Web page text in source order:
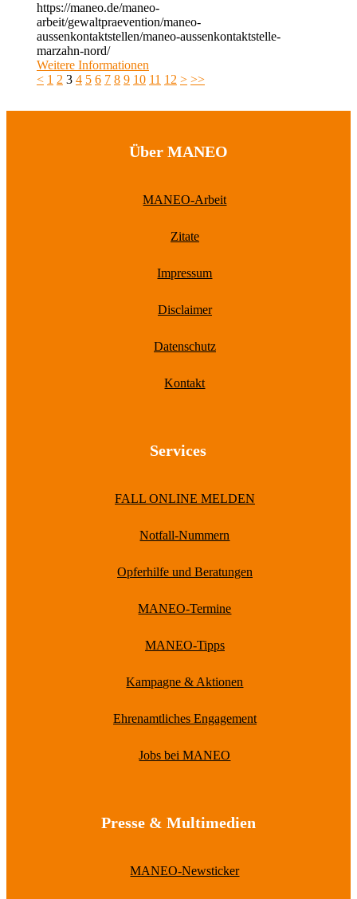
https://maneo.de/maneo-
arbeit/gewaltpraevention/maneo-
aussenkontaktstellen/maneo-aussenkontaktstelle-
marzahn-nord/
Weitere Informationen
< 1 2 3 4 5 6 7 8 9 10 11 12 > >>
Über MANEO
MANEO-Arbeit
Zitate
Impressum
Disclaimer
Datenschutz
Kontakt
Services
FALL ONLINE MELDEN
Notfall-Nummern
Opferhilfe und Beratungen
MANEO-Termine
MANEO-Tipps
Kampagne & Aktionen
Ehrenamtliches Engagement
Jobs bei MANEO
Presse & Multimedien
MANEO-Newsticker